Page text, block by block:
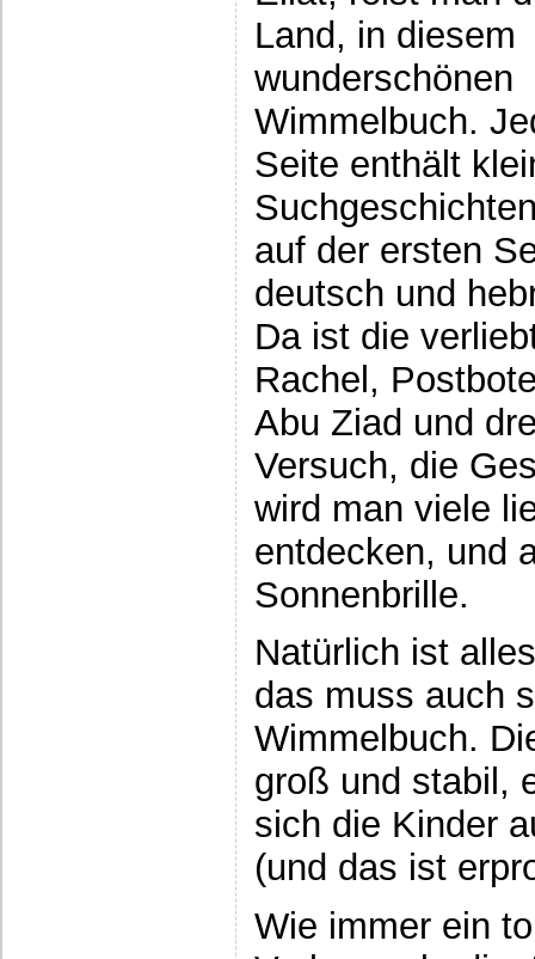
Land, in diesem
wunderschönen
Wimmelbuch.
Seite enthält
auf der ersten
deutsch und
Da ist die
Rachel,
Abu Ziad und
Versuch, die
wird man viele
entdecken, und
Sonnenbrille.
Natürlich ist
das muss auch
Wimmelbuch.
groß und stabil,
sich die Kinder
(und das ist
Wie immer ein